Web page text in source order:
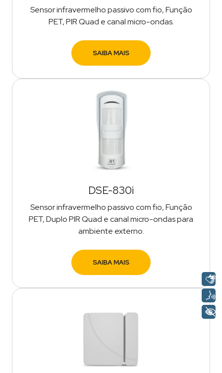
Sensor infravermelho passivo com fio, Função
PET, PIR Quad e canal micro-ondas.
SAIBA MAIS
DSE-830i
Sensor infravermelho passivo com fio, Função
PET, Duplo PIR Quad e canal micro-ondas para
ambiente externo.
SAIBA MAIS